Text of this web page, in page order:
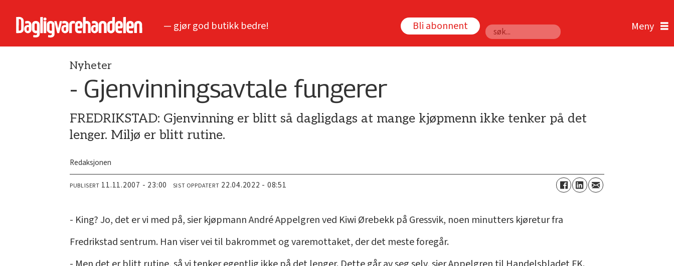
— gjør god butikk bedre! Bli abonnent
Søk
Nyheter
- Gjenvinningsavtale fungerer
FREDRIKSTAD: Gjenvinning er blitt så dagligdags at mange kjøpmenn ikke tenker på det
lenger. Miljø er blitt rutine.
Redaksjonen
PUBLISERT 11.11.2007 - 23:00 SIST OPPDATERT 22.04.2022 - 08:51
- King? Jo, det er vi med på, sier kjøpmann André Appelgren ved Kiwi Ørebekk på Gressvik, noen minutters kjøretur fra
Fredrikstad sentrum. Han viser vei til bakrommet og varemottaket, der det meste foregår.